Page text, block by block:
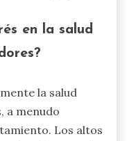
en la salud
la salud
a menudo
Los altos